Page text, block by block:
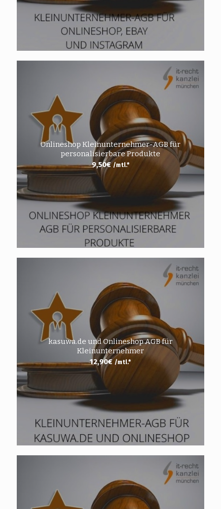
Onlineshop Kleinunternehmer-AGB für
personalisierbare Produkte
9,50€ /mtl.*
kasuwa.de und Onlineshop AGB für
Kleinunternehmer
12,90€ /mtl.*